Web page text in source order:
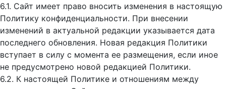
6.1. Сайт имеет право вносить изменения в настоящую
Политику конфиденциальности. При внесении
изменений в актуальной редакции указывается дата
последнего обновления. Новая редакция Политики
вступает в силу с момента ее размещения, если иное
не предусмотрено новой редакцией Политики.
6.2. К настоящей Политике и отношениям между